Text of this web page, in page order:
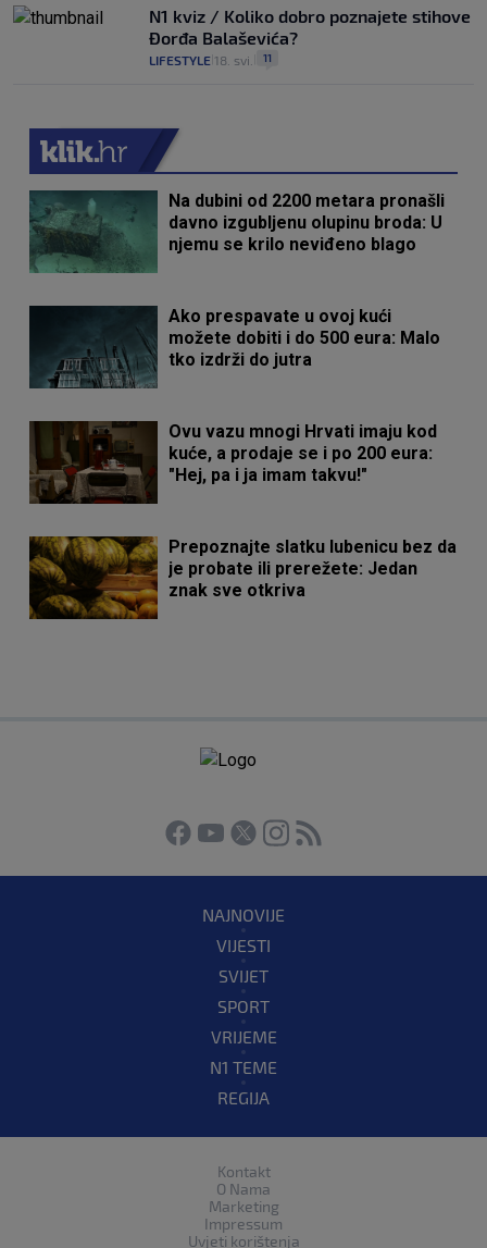
N1 kviz / Koliko dobro poznajete stihove
Đorđa Balaševića?
LIFESTYLE 18. svi. 11
Na dubini od 2200 metara pronašli
davno izgubljenu olupinu broda: U
njemu se krilo neviđeno blago
Ako prespavate u ovoj kući
možete dobiti i do 500 eura: Malo
tko izdrži do jutra
Ovu vazu mnogi Hrvati imaju kod
kuće, a prodaje se i po 200 eura:
"Hej, pa i ja imam takvu!"
Prepoznajte slatku lubenicu bez da
je probate ili prerežete: Jedan
znak sve otkriva
NAJNOVIJE
VIJESTI
SVIJET
SPORT
VRIJEME
N1 TEME
REGIJA
Kontakt
O Nama
Marketing
Impressum
Uvjeti korištenja